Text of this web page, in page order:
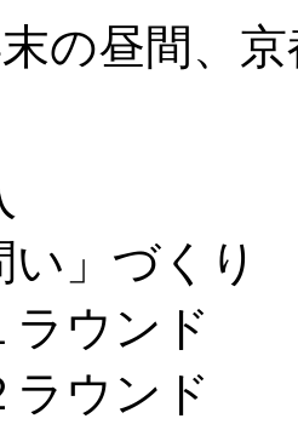
の昼間、
」づくり
ウンド
ウンド